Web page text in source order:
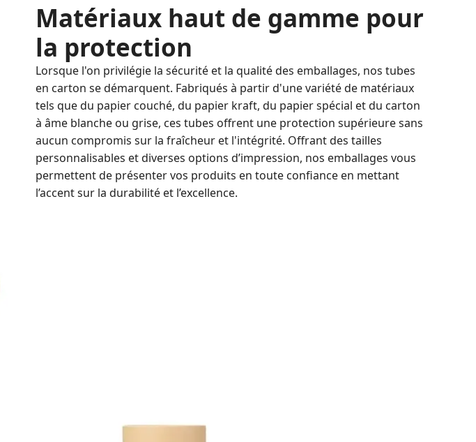
Matériaux haut de gamme pour
la protection
Lorsque l'on privilégie la sécurité et la qualité des emballages, nos tubes
en carton se démarquent. Fabriqués à partir d'une variété de matériaux
tels que du papier couché, du papier kraft, du papier spécial et du carton
à âme blanche ou grise, ces tubes offrent une protection supérieure sans
aucun compromis sur la fraîcheur et l'intégrité. Offrant des tailles
personnalisables et diverses options d’impression, nos emballages vous
permettent de présenter vos produits en toute confiance en mettant
l’accent sur la durabilité et l’excellence.